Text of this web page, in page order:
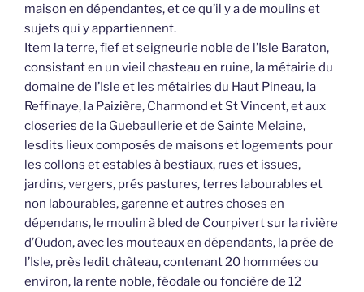
maison en dépendantes, et ce qu’il y a de moulins et
sujets qui y appartiennent.
Item la terre, fief et seigneurie noble de l’Isle Baraton,
consistant en un vieil chasteau en ruine, la métairie du
domaine de l’Isle et les métairies du Haut Pineau, la
Reffinaye, la Paizière, Charmond et St Vincent, et aux
closeries de la Guebaullerie et de Sainte Melaine,
lesdits lieux composés de maisons et logements pour
les collons et estables à bestiaux, rues et issues,
jardins, vergers, prés pastures, terres labourables et
non labourables, garenne et autres choses en
dépendans, le moulin à bled de Courpivert sur la rivière
d’Oudon, avec les mouteaux en dépendants, la prée de
l’Isle, près ledit château, contenant 20 hommées ou
environ, la rente noble, féodale ou foncière de 12